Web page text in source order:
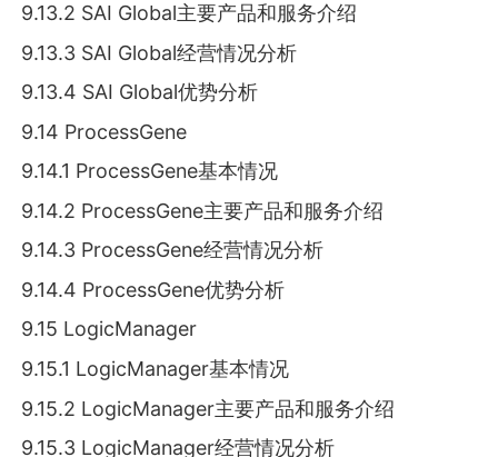
9.13.2 SAI Global主要产品和服务介绍
9.13.3 SAI Global经营情况分析
9.13.4 SAI Global优势分析
9.14 ProcessGene
9.14.1 ProcessGene基本情况
9.14.2 ProcessGene主要产品和服务介绍
9.14.3 ProcessGene经营情况分析
9.14.4 ProcessGene优势分析
9.15 LogicManager
9.15.1 LogicManager基本情况
9.15.2 LogicManager主要产品和服务介绍
9.15.3 LogicManager经营情况分析